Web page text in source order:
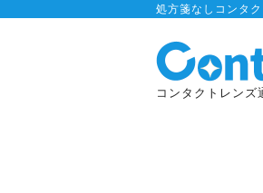
処方箋なしコンタ
コンタクトレンズ